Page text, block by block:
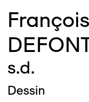
François
s.d.
Dessin